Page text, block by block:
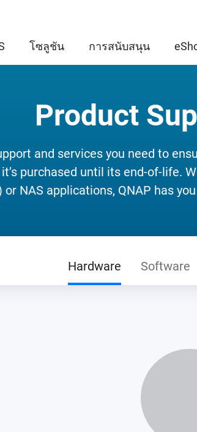
โซลูชัน การสนับสนุน
Product
and services you need to
purchased until its end-of-life.
or NAS applications, QNAP has
Hardware Software
Loading...